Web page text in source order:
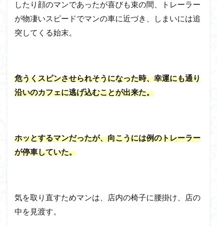
したり顔のマンであったが喜びも束の間、トレーラー
が物凄いスピードでマンの車に近づき、しまいには追
突してくる始末。
危うくスピンさせられそうになった時、幸運にも通り
沿いのカフェに逃げ込むことが出来た。
ホッとするマンだったが、向こうには例のトレーラー
が停車していた。
気を取り直すためマンは、店内の椅子に腰掛け、店の
中を見渡す。